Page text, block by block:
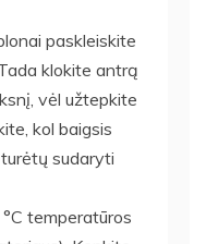
paskleiskite
klokite antrą
vėl užtepkite
kol baigsis
sudaryti
temperatūros